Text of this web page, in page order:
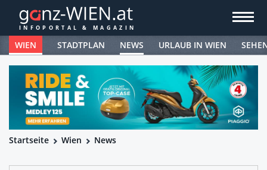
WIEN STADTPLAN NEWS URLAUB IN WIEN
Startseite Wien News